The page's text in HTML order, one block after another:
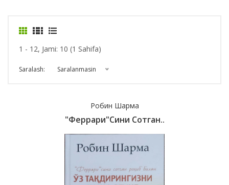
1 - 12, Jami: 10 (1 Sahifa)
Saralash: Saralanmasin
Робин Шарма
"Феррари"сини Сотган..